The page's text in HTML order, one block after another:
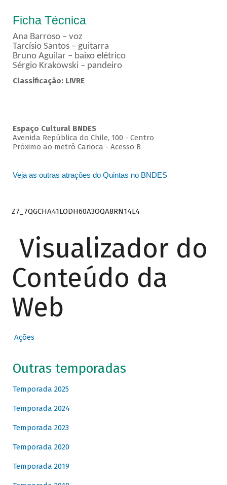
Ficha Técnica
Ana Barroso – voz
Tarcísio Santos – guitarra
Bruno Aguilar – baixo elétrico
Sérgio Krakowski – pandeiro
Classificação: LIVRE
Espaço Cultural BNDES
Avenida República do Chile, 100 - Centro
Próximo ao metrô Carioca - Acesso B
Veja as outras atrações do Quintas no BNDES
Z7_7QGCHA41LODH60A3OQA8RN14L4
Visualizador do
Conteúdo da
Web
Ações
Outras temporadas
Temporada 2025
Temporada 2024
Temporada 2023
Temporada 2020
Temporada 2019